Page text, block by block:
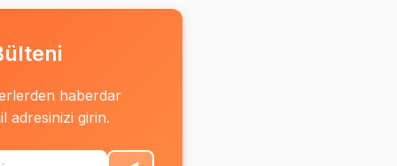
haberdar
adresinizi girin.